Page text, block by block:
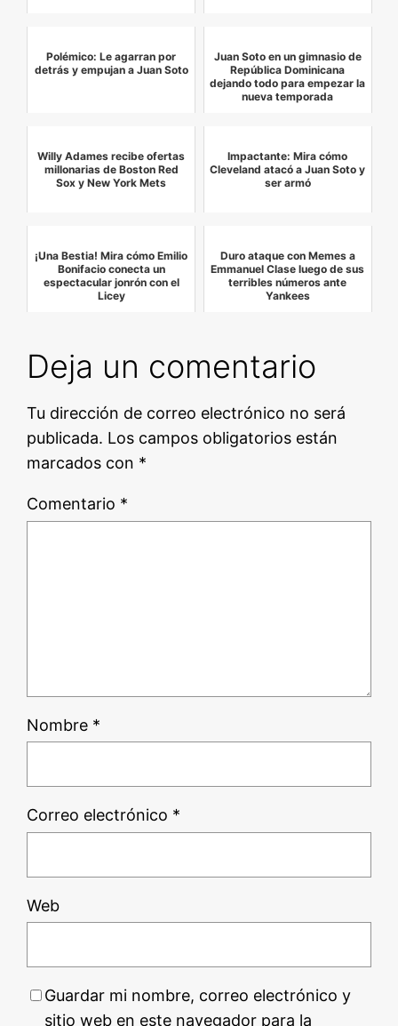
Polémico: Le agarran por
detrás y empujan a Juan Soto
Juan Soto en un gimnasio de
República Dominicana
dejando todo para empezar la
nueva temporada
Willy Adames recibe ofertas
millonarias de Boston Red
Sox y New York Mets
Impactante: Mira cómo
Cleveland atacó a Juan Soto y
ser armó
¡Una Bestia! Mira cómo Emilio
Bonifacio conecta un
espectacular jonrón con el
Licey
Duro ataque con Memes a
Emmanuel Clase luego de sus
terribles números ante
Yankees
Deja un comentario
Tu dirección de correo electrónico no será
publicada. Los campos obligatorios están
marcados con *
Comentario *
Nombre *
Correo electrónico *
Web
Guardar mi nombre, correo electrónico y
sitio web en este navegador para la